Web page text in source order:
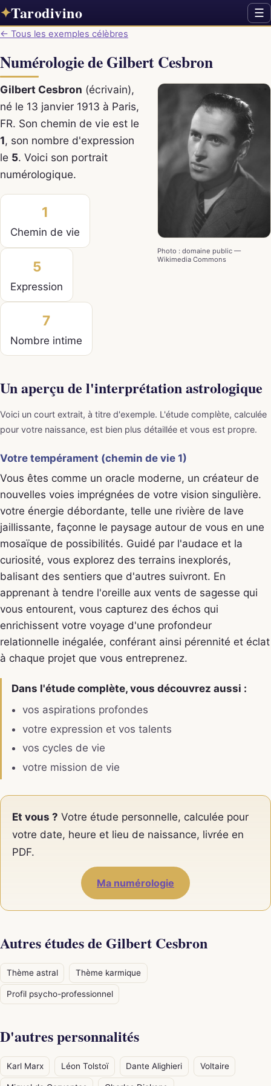
✦Tarodivino ☰
← Tous les exemples célèbres
Numérologie de Gilbert Cesbron
Photo : domaine public —
Wikimedia Commons
Gilbert Cesbron (écrivain),
né le 13 janvier 1913 à Paris,
FR. Son chemin de vie est le
1, son nombre d'expression
le 5. Voici son portrait
numérologique.
1
Chemin de vie
5
Expression
7
Nombre intime
Un aperçu de l'interprétation astrologique
Voici un court extrait, à titre d'exemple. L'étude complète, calculée
pour votre naissance, est bien plus détaillée et vous est propre.
Votre tempérament (chemin de vie 1)
Vous êtes comme un oracle moderne, un créateur de
nouvelles voies imprégnées de votre vision singulière.
votre énergie débordante, telle une rivière de lave
jaillissante, façonne le paysage autour de vous en une
mosaïque de possibilités. Guidé par l'audace et la
curiosité, vous explorez des terrains inexplorés,
balisant des sentiers que d'autres suivront. En
apprenant à tendre l'oreille aux vents de sagesse qui
vous entourent, vous capturez des échos qui
enrichissent votre voyage d'une profondeur
relationnelle inégalée, conférant ainsi pérennité et éclat
à chaque projet que vous entreprenez.
Dans l'étude complète, vous découvrez aussi :
vos aspirations profondes
votre expression et vos talents
vos cycles de vie
votre mission de vie
Et vous ? Votre étude personnelle, calculée pour
votre date, heure et lieu de naissance, livrée en
PDF.
Ma numérologie
Autres études de Gilbert Cesbron
Thème astral Thème karmique
Profil psycho-professionnel
D'autres personnalités
Karl Marx Léon Tolstoï Dante Alighieri Voltaire